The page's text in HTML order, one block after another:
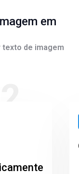
em
texto de imagem